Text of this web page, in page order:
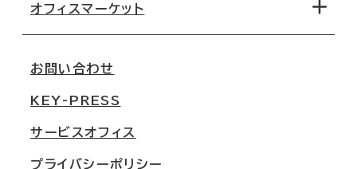
移転コストシミュレーション
移転スケジュール
オフィス移転Q&A
オフィスマーケット
大阪
名古屋
お問い合わせ
KEY-PRESS
サービスオフィス
プライバシーポリシー